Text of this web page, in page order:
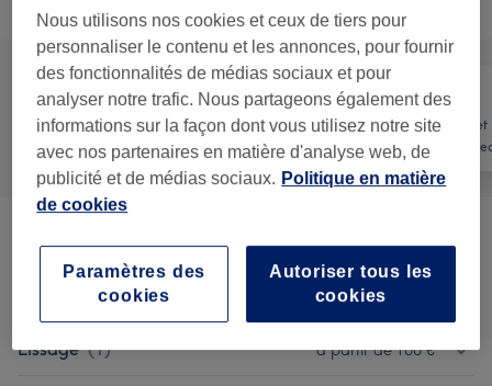
Tout Coiffure
Manucure et
Beauté des
Brushing (2) à partir de 20 €
Coloration (5) à partir de 40 €
Lissage (1) à partir de 100 €
Nous utilisons nos cookies et ceux de tiers pour
personnaliser le contenu et les annonces, pour fournir
des fonctionnalités de médias sociaux et pour
analyser notre trafic. Nous partageons également des
informations sur la façon dont vous utilisez notre site
avec nos partenaires en matière d'analyse web, de
publicité et de médias sociaux. Politique en matière
de cookies
Autoriser tous les
cookies
Paramètres des
cookies